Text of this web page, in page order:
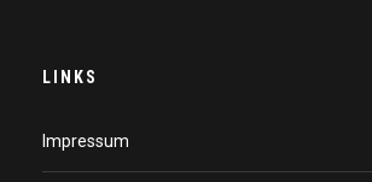
LINKS
Impressum